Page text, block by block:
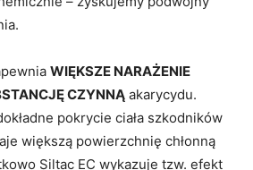
WIĘKSZE NARAŻENIE
CZYNNĄ akarycydu.
pokrycie ciała szkodników
większą powierzchnię chłonną
Siltac EC wykazuje tzw. efekt